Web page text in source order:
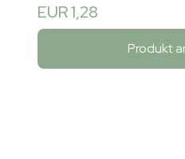
EUR 1,28
Produkt